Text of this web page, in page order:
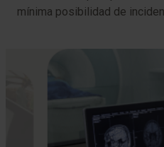
mínima posibilidad de